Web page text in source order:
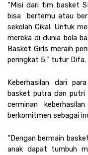
“⁠Misi dari tim basket
bisa  bertemu atau
sekolah Cikal. Untuk
mereka di dunia bola
Basket Girls meraih
peringkat 5.” tutur Difa.
Keberhasilan dari
basket putra dan putri
cerminan
berkomitmen sebagai
“Dengan bermain
anak dapat tumbuh